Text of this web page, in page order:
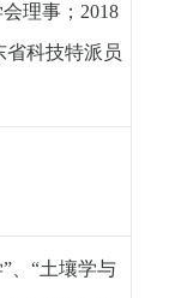
理事；2018
省科技特派员
、“土壤学与